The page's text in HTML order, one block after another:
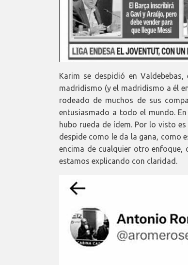
Karim se despidió en
madridismo (y el madridismo a él
rodeado de muchos de sus
entusiasmado a todo el mundo.
hubo rueda de ídem. Por lo visto
despide como le da la gana, como
encima de cualquier otro
estamos explicando con claridad.